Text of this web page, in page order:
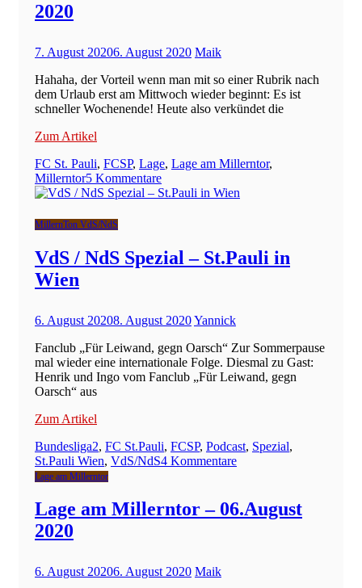
2020
7. August 20206. August 2020 Maik
Hahaha, der Vorteil wenn man mit so einer Rubrik nach
dem Urlaub erst am Mittwoch wieder beginnt: Es ist
schneller Wochenende! Heute also verkündet die
Zum Artikel
FC St. Pauli, FCSP, Lage, Lage am Millerntor,
Millerntor5 Kommentarezu
Lage
07.August
2020
MillernTon VdS/NdS
VdS / NdS Spezial – St.Pauli in
Wien
6. August 20208. August 2020Yannick
Fanclub „Für Leiwand, gegn Oarsch“ Zur Sommerpause
mal wieder eine internationale Folge. Diesmal zu Gast:
Henrik und Ingo vom Fanclub „Für Leiwand, gegn
Oarsch“ aus
Zum Artikel
Bundesliga2, FC St.Pauli, FCSP, Podcast, Spezial,
St.Pauli Wien, VdS/NdS4 Kommentarezu
NdS
Spezial
Lage am Millerntor
Lage am Millerntor – 06.August
2020
6. August 20206. August 2020 Maik